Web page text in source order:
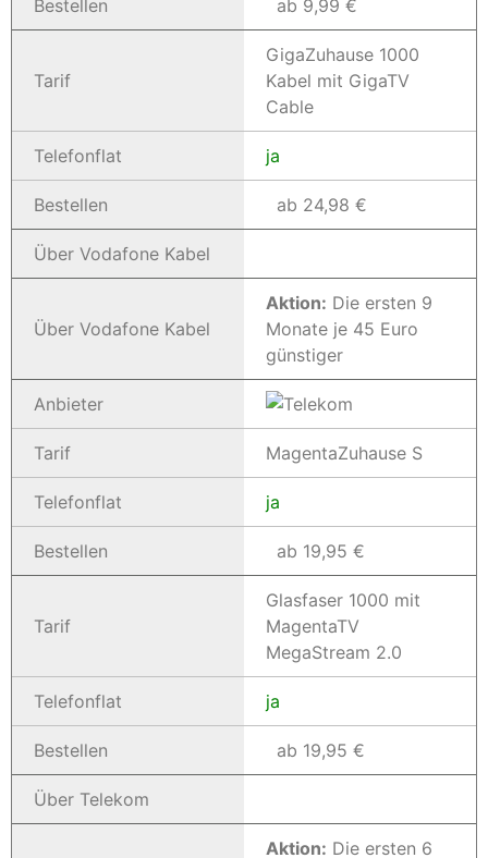
Bestellen ab 9,99 €
Tarif
GigaZuhause 1000
Kabel mit GigaTV
Cable
Telefonflat ja
Bestellen ab 24,98 €
Über Vodafone Kabel
Über Vodafone Kabel
Aktion: Die ersten 9
Monate je 45 Euro
günstiger
Anbieter
Tarif MagentaZuhause S
Telefonflat ja
Bestellen ab 19,95 €
Tarif
Glasfaser 1000 mit
MagentaTV
MegaStream 2.0
Telefonflat ja
Bestellen ab 19,95 €
Über Telekom
Aktion: Die ersten 6